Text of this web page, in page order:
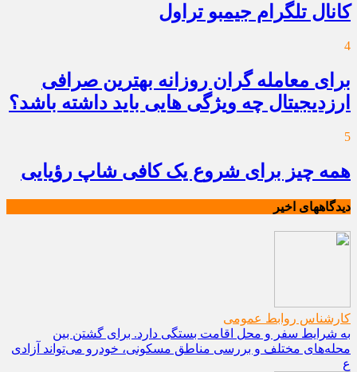
کانال تلگرام جیمبو تراول
4
برای معامله گران روزانه بهترین صرافی
ارزدیجیتال چه ویژگی هایی باید داشته باشد؟
5
همه چیز برای شروع یک کافی شاپ رؤیایی
دیدگاههای اخیر
کارشناس روابط عمومی
به شرایط سفر و محل اقامت بستگی دارد. برای گشتن بین
محله‌های مختلف و بررسی مناطق مسکونی، خودرو می‌تواند آزادی
ع